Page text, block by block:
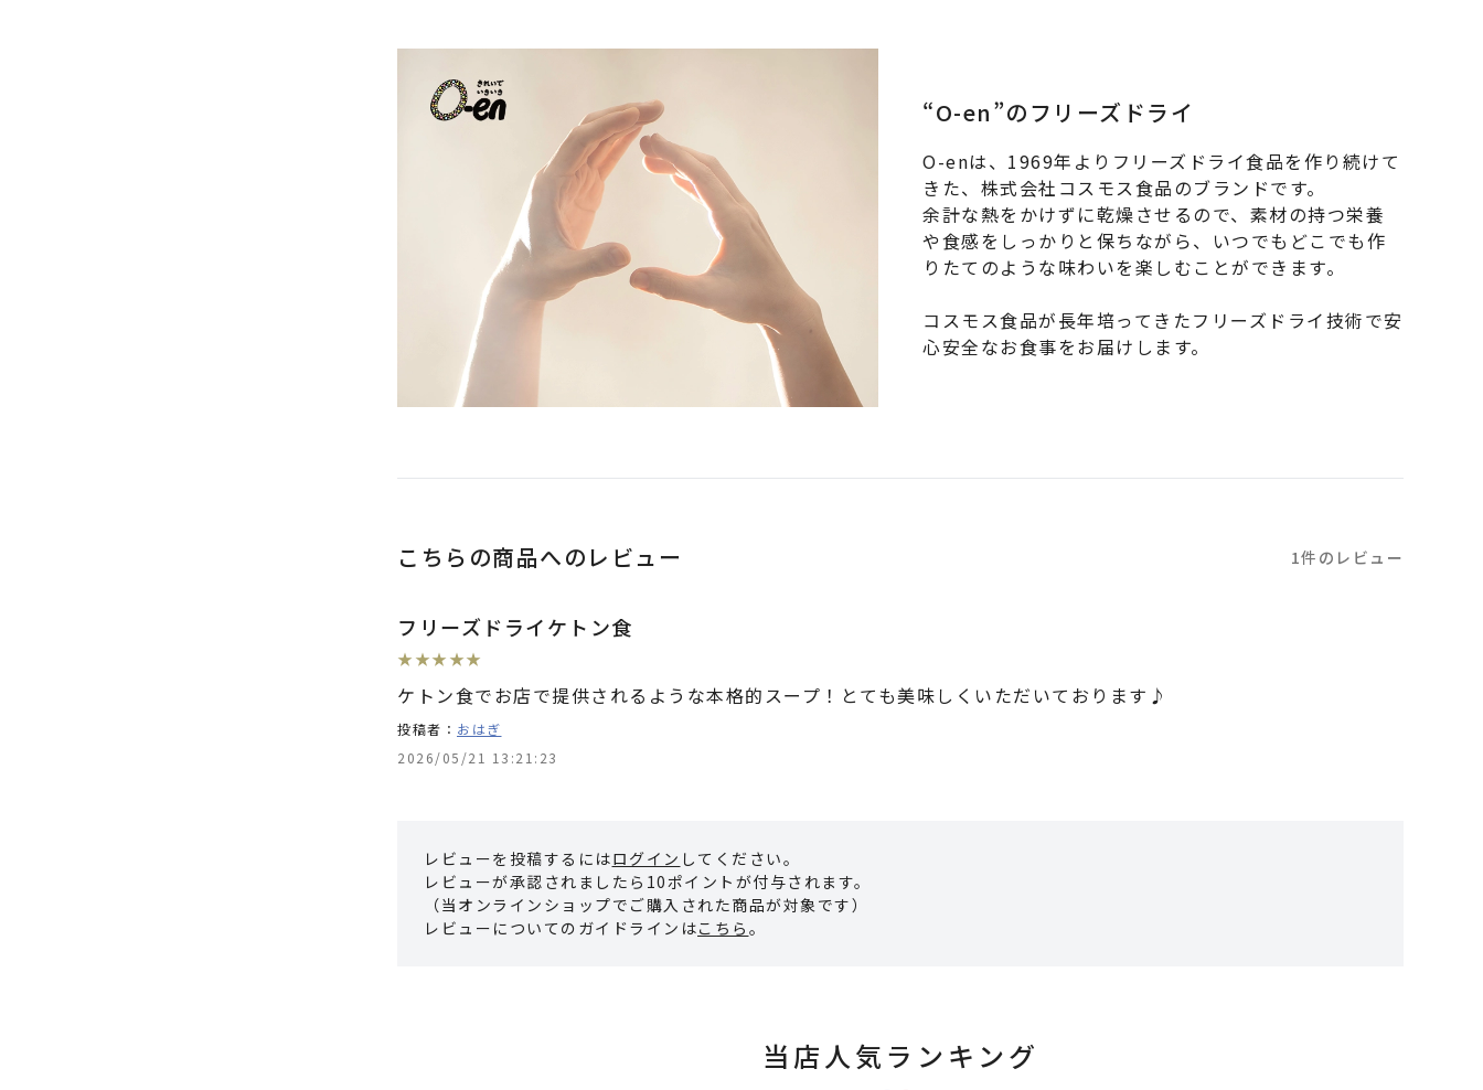
“O-en”のフリーズドライ
O-enは、1969年よりフリーズドライ食品を作り続けて
きた、株式会社コスモス食品のブランドです。
余計な熱をかけずに乾燥させるので、素材の持つ栄養
や食感をしっかりと保ちながら、いつでもどこでも作
りたてのような味わいを楽しむことができます。
コスモス食品が長年培ってきたフリーズドライ技術で安
心安全なお食事をお届けします。
こちらの商品へのレビュー 1件のレビュー
フリーズドライケトン食
★ ★★ ★★
ケトン食でお店で提供されるような本格的スープ！とても美味しくいただいております♪
投稿者： おはぎ
2026/05/21 13:21:23
レビューを投稿するにはログイン してください。
レビューが承認されましたら10ポイントが付与されます。
（当オンラインショップでご購入された商品が対象です）
レビューについてのガイドラインはこちら 。
当店人気ランキング